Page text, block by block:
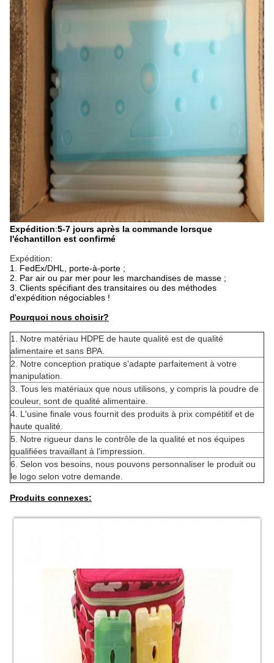
Expédition:5-7 jours après la commande lorsque
l'échantillon est confirmé
Expédition:
1. FedEx/DHL, porte-à-porte ;
2. Par air ou par mer pour les marchandises de masse ;
3. Clients spécifiant des transitaires ou des méthodes
d'expédition négociables !
Pourquoi nous choisir?
1. Notre matériau HDPE de haute qualité est de qualité
alimentaire et sans BPA.
2. Notre conception pratique s'adapte parfaitement à votre
manipulation.
3. Tous les matériaux que nous utilisons, y compris la poudre de
couleur, sont de qualité alimentaire.
4. L'usine finale vous fournit des produits à prix compétitif et de
haute qualité.
5. Notre rigueur dans le contrôle de la qualité et nos équipes
qualifiées travaillant à l'impression.
6. Selon vos besoins, nous pouvons personnaliser le produit ou
le logo selon votre demande.
Produits connexes: